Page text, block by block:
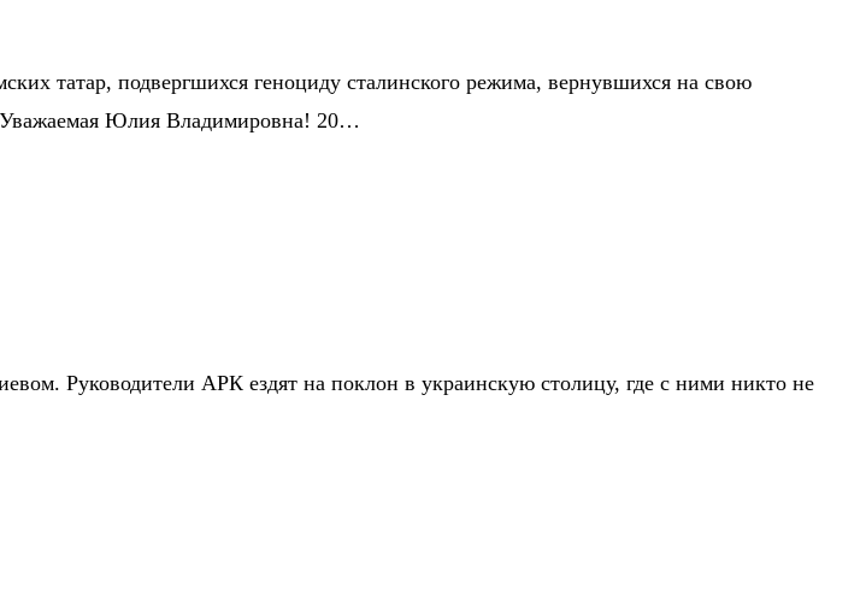
татар, подвергшихся геноциду сталинского режима, вернувшихся на свою
Юлия Владимировна! 20…
Руководители АРК ездят на поклон в украинскую столицу, где с ними никто не